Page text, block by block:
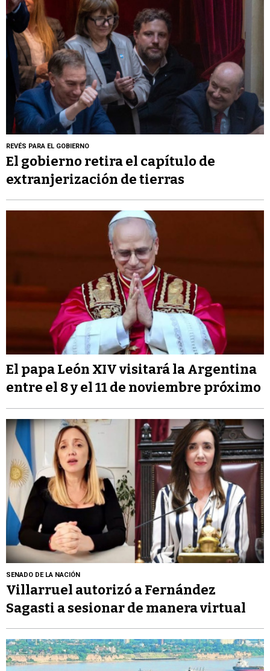
REVÉS PARA EL GOBIERNO
El gobierno retira el capítulo de
extranjerización de tierras
El papa León XIV visitará la Argentina
entre el 8 y el 11 de noviembre próximo
SENADO DE LA NACIÓN
Villarruel autorizó a Fernández
Sagasti a sesionar de manera virtual